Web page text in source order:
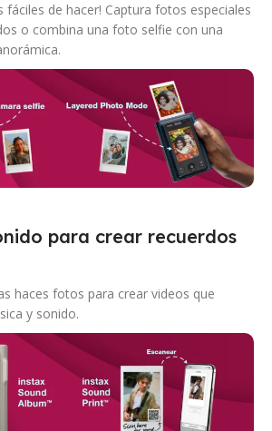
fáciles de hacer! Captura fotos especiales
o combina una foto selfie con una
para crear recuerdos
haces fotos para crear videos que
y sonido.